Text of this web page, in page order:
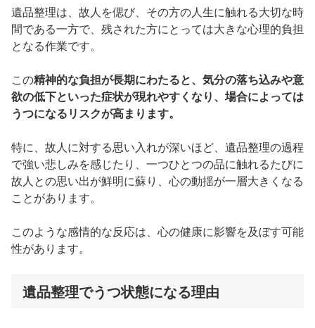
遺品整理は、故人を偲び、その方の人生に触れる大切な時
間である一方で、残された方にとっては大きな心理的負担
となる作業です。
この精神的な負担が長期にわたると、気分の落ち込みや意
欲の低下といった症状が現れやすくなり、場合によっては
うつになるリスクが高まります。
特に、故人に対する思い入れが深いほど、遺品整理の過程
で強い悲しみを感じたり、一つひとつの品に触れるたびに
故人との思い出が鮮明に蘇り、心の動揺が一層大きくなる
ことがあります。
このような感情的な反応は、心の健康に影響を及ぼす可能
性があります。
遺品整理でうつ状態になる理由